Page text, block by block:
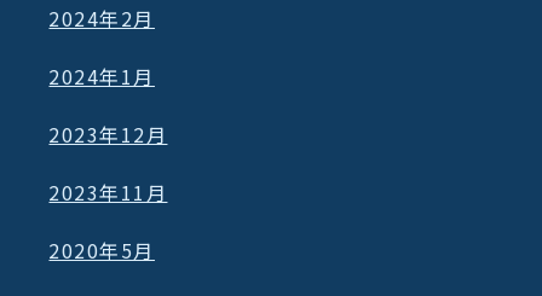
2024年2月
2024年1月
2023年12月
2023年11月
2020年5月